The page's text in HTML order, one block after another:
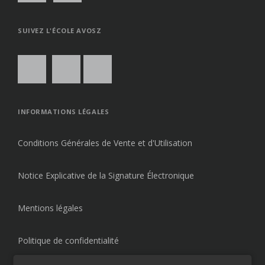
SUIVEZ L'ÉCOLE AVOSZ
INFORMATIONS LÉGALES
Conditions Générales de Vente et d'Utilisation
Notice Explicative de la Signature Électronique
Mentions légales
Politique de confidentialité